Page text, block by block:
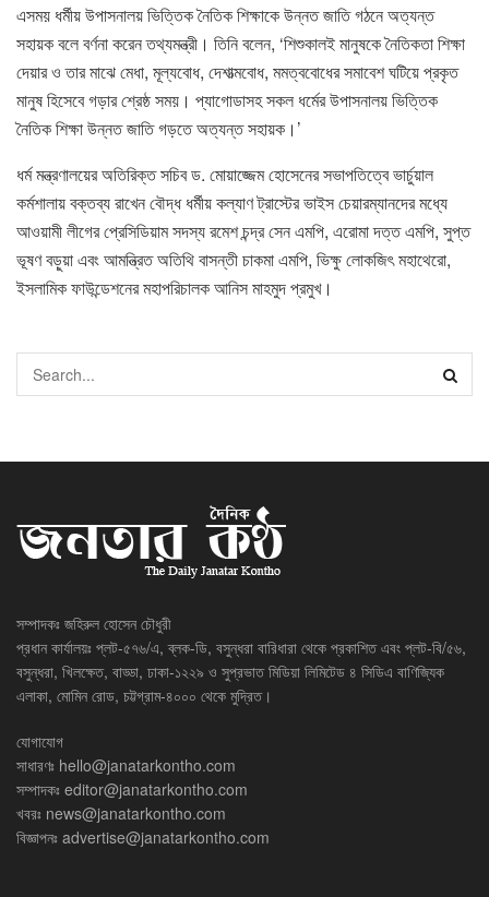
এসময় ধর্মীয় উপাসনালয় ভিত্তিক নৈতিক শিক্ষাকে উন্নত জাতি গঠনে অত্যন্ত
সহায়ক বলে বর্ণনা করেন তথ্যমন্ত্রী। তিনি বলেন, ‘শিশুকালই মানুষকে নৈতিকতা শিক্ষা
দেয়ার ও তার মাঝে মেধা, মূল্যবোধ, দেশাত্মবোধ, মমত্ববোধের সমাবেশ ঘটিয়ে প্রকৃত
মানুষ হিসেবে গড়ার শ্রেষ্ঠ সময়। প্যাগোডাসহ সকল ধর্মের উপাসনালয় ভিত্তিক
নৈতিক শিক্ষা উন্নত জাতি গড়তে অত্যন্ত সহায়ক।’
ধর্ম মন্ত্রণালয়ের অতিরিক্ত সচিব ড. মোয়াজ্জেম হোসেনের সভাপতিত্বে ভার্চুয়াল
কর্মশালায় বক্তব্য রাখেন বৌদ্ধ ধর্মীয় কল্যাণ ট্রাস্টের ভাইস চেয়ারম্যানদের মধ্যে
আওয়ামী লীগের প্রেসিডিয়াম সদস্য রমেশ চন্দ্র সেন এমপি, এরোমা দত্ত এমপি, সুপ্ত
ভূষণ বড়ুয়া এবং আমন্ত্রিত অতিথি বাসন্তী চাকমা এমপি, ভিক্ষু লোকজিৎ মহাথেরো,
ইসলামিক ফাউন্ডেশনের মহাপরিচালক আনিস মাহমুদ প্রমুখ।
সম্পাদকঃ জহিরুল হোসেন চৌধুরী
প্রধান কার্যালয়ঃ প্লট-৫৭৬/এ, ব্লক-ডি, বসুন্ধরা বারিধারা থেকে প্রকাশিত এবং প্লট-বি/৫৬,
বসুন্ধরা, খিলক্ষেত, বাড্ডা, ঢাকা-১২২৯ ও সুপ্রভাত মিডিয়া লিমিটেড ৪ সিডিএ বাণিজ্যিক
এলাকা, মোমিন রোড, চট্টগ্রাম-৪০০০ থেকে মুদ্রিত।
যোগাযোগ
সাধারণঃ hello@janatarkontho.com
সম্পাদকঃ editor@janatarkontho.com
খবরঃ news@janatarkontho.com
বিজ্ঞাপনঃ advertise@janatarkontho.com